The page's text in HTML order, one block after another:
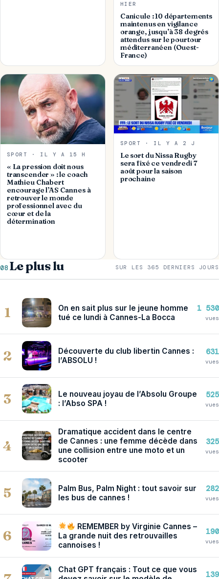
HIER
Canicule : 10 départements
maintenus en vigilance
orange, jusqu’à 38 degrés
attendus sur le pourtour
méditerranéen (Ouest-
France)
SPORT · IL Y A 15 H
« La pression doit nous
transcender » : le coach
Mathieu Chabert
encourage l’AS Cannes à
retrouver le monde
professionnel avec du
cœur et de la
détermination
SPORT · IL Y A 2 J
Le sort du Nissa Rugby
sera fixé ce vendredi 7
août pour la saison
prochaine
08 Le plus lu SUR LES 365 DERNIERS JOURS
1
On en sait plus sur le jeune homme
tué ce lundi à Cannes-La Bocca
1 530
vues
2
Découverte du club libertin Cannes :
l’ABSOLU !
631
vues
3
Le nouveau joyau de l’Absolu Groupe
: l’Abso SPA !
525
vues
4
Dramatique accident dans le centre
de Cannes : une femme décède dans
une collision entre une moto et un
scooter
325
vues
5
Palm Bus, Palm Night : tout savoir sur
les bus de cannes !
282
vues
6
REMEMBER by Virginie Cannes –
La grande nuit des retrouvailles
cannoises !
190
vues
Chat GPT français : Tout ce que vous
139